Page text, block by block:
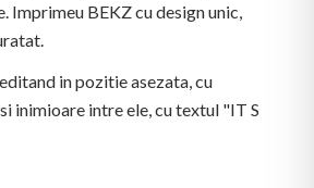
Imprimeu BEKZ cu design unic,
in pozitie asezata, cu
inimioare intre ele, cu textul "IT S